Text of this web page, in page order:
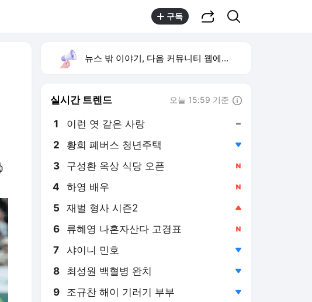
구독
뉴스 밖 이야기, 다음 커뮤니티 웹에서 보기
실시간 트렌드 오늘 15:59 기준
1 이런 엿 같은 사랑
2 황희 폐버스 청년주택
3 구성환 옥상 식당 오픈
4 하영 배우
5 재벌 형사 시즌2
6 류혜영 나혼자산다 고경표
7 샤이니 민호
8 최성원 백혈병 완치
9 조규찬 해이 기러기 부부